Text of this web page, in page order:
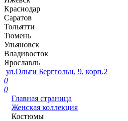
Краснодар
Саратов
Тольятти
Тюмень
Ульяновск
Владивосток
Ярославль
ул.Ольги Берггольц, 9, корп.2
0
0
Главная страница
Женская коллекция
Костюмы